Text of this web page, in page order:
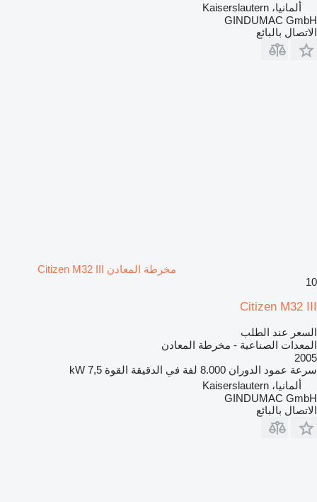
ألمانيا، Kaiserslautern
GINDUMAC GmbH
الاتصال بالبائع
مخرطة المعادن Citizen M32 III
10
Citizen M32 III
السعر عند الطلب
المعدات الصناعية - مخرطة المعادن
2005
سرعة عمود الدوران 8.000 لفة في الدقيقة القوة 7,5 kW
ألمانيا، Kaiserslautern
GINDUMAC GmbH
الاتصال بالبائع